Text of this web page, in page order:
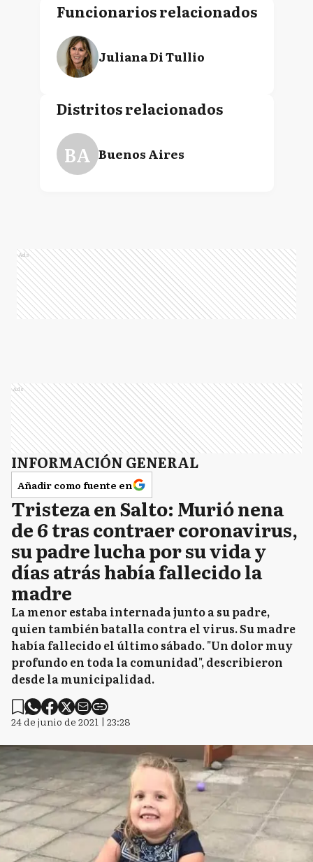
Funcionarios relacionados
Juliana Di Tullio
Distritos relacionados
BA Buenos Aires
Ads
Ads
INFORMACIÓN GENERAL
Añadir como fuente en
Tristeza en Salto: Murió nena
de 6 tras contraer coronavirus,
su padre lucha por su vida y
días atrás había fallecido la
madre
La menor estaba internada junto a su padre,
quien también batalla contra el virus. Su madre
había fallecido el último sábado. "Un dolor muy
profundo en toda la comunidad", describieron
desde la municipalidad.
24 de junio de 2021 | 23:28